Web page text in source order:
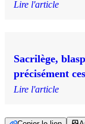
Lire l'article
Sacrilège,
précisément
Lire l'article